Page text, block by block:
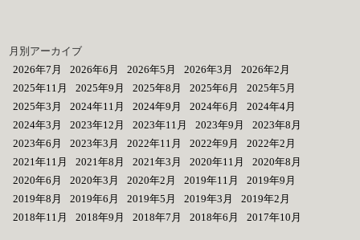
月別アーカイブ
2026年7月
2026年6月 2026年5月 2026年3月
2026年2月
2025年11月
2025年9月 2025年8月 2025年6月
2025年5月
2025年3月
2024年11月 2024年9月 2024年6月
2024年4月
2024年3月
2023年12月 2023年11月 2023年9月
2023年8月
2023年6月
2023年3月 2022年11月 2022年9月
2022年2月
2021年11月
2021年8月 2021年3月 2020年11月
2020年8月
2020年6月
2020年3月 2020年2月 2019年11月
2019年9月
2019年8月
2019年6月 2019年5月 2019年3月
2019年2月
2018年11月
2018年9月 2018年7月 2018年6月 2017年10月